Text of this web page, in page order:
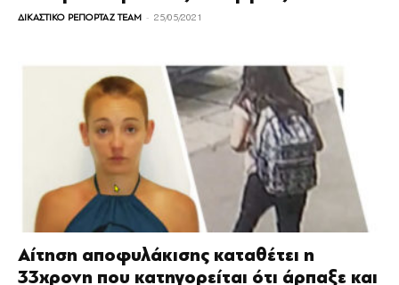
ΔΙΚΑΣΤΙΚΟ ΡΕΠΟΡΤΑΖ TEAM - 25/05/2021
Αίτηση αποφυλάκισης καταθέτει η
33χρονη που κατηγορείται ότι άρπαξε και